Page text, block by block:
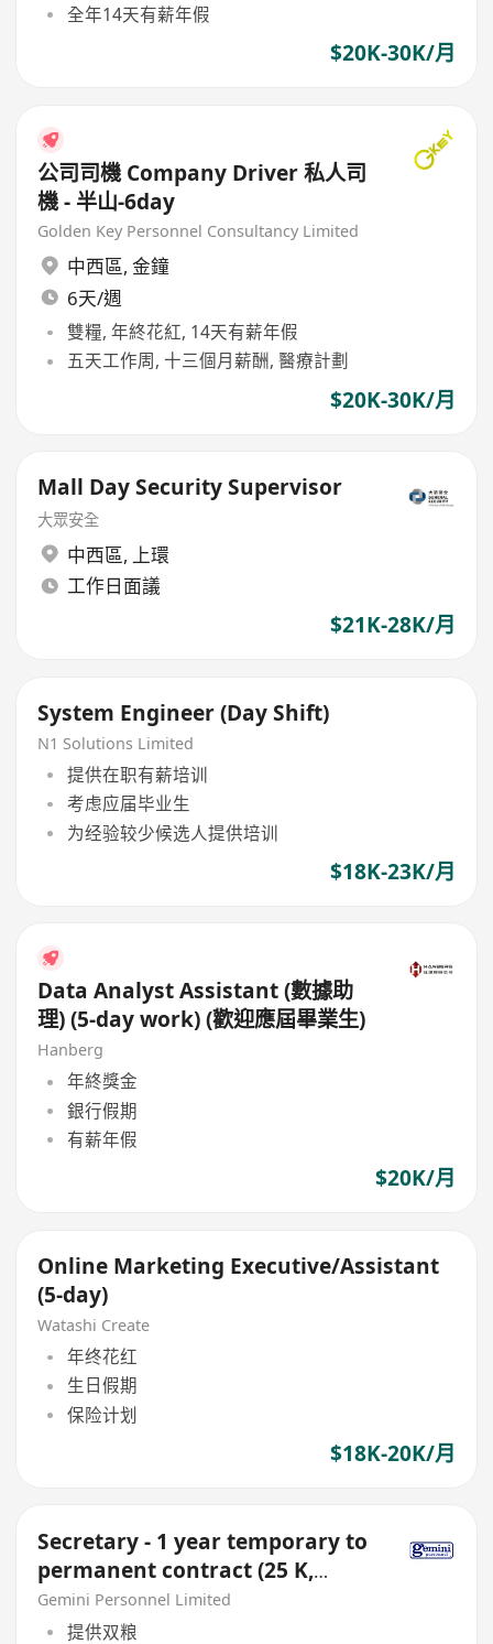
全年14天有薪年假
$20K-30K/月
公司司機 Company Driver 私人司
機 - 半山-6day
Golden Key Personnel Consultancy Limited
中西區, 金鐘
6天/週
雙糧, 年終花紅, 14天有薪年假
五天工作周, 十三個月薪酬, 醫療計劃
$20K-30K/月
Mall Day Security Supervisor
大眾安全
中西區, 上環
工作日面議
$21K-28K/月
System Engineer (Day Shift)
N1 Solutions Limited
提供在职有薪培训
考虑应届毕业生
为经验较少候选人提供培训
$18K-23K/月
Data Analyst Assistant (數據助
理) (5-day work) (歡迎應屆畢業生)
Hanberg
年終獎金
銀行假期
有薪年假
$20K/月
Online Marketing Executive/Assistant
(5-day)
Watashi Create
年终花红
生日假期
保险计划
$18K-20K/月
Secretary - 1 year temporary to
permanent contract (25 K,
Double Pay, 5-day)
Gemini Personnel Limited
提供双粮